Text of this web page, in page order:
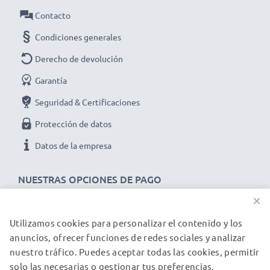
Longitud del cable
★ 3 años de garantía ★
Somos un distribuidor internacional especializado en
productos de alta calidad. ¡Por esa razón ofrecemos 3
años de garantía!
NUESTRAS OPCIONES DE PAGO
Contacto
Condiciones generales
Derecho de devolución
Garantía
Seguridad & Certificaciones
Protección de datos
Datos de la empresa
NUESTROS PARTNERS DE ENVÍO
×
Utilizamos cookies para personalizar el contenido y los
anuncios, ofrecer funciones de redes sociales y analizar
nuestro tráfico. Puedes aceptar todas las cookies, permitir
solo las necesarias o gestionar tus preferencias.